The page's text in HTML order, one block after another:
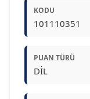
KODU
101110351
PUAN TÜRÜ
DİL